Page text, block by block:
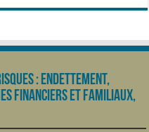
: endettement,
financiers et familiaux,